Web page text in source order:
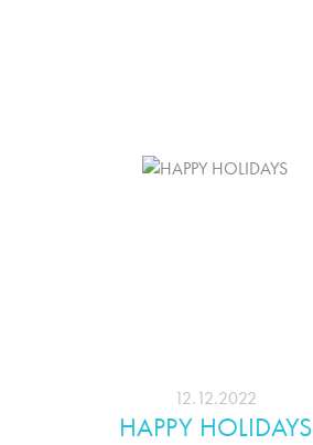
12.12.2022
HAPPY HOLIDAYS